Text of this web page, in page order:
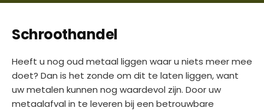
Schroothandel
Heeft u nog oud metaal liggen waar u niets meer mee
doet? Dan is het zonde om dit te laten liggen, want
uw metalen kunnen nog waardevol zijn. Door uw
metaalafval in te leveren bij een betrouwbare